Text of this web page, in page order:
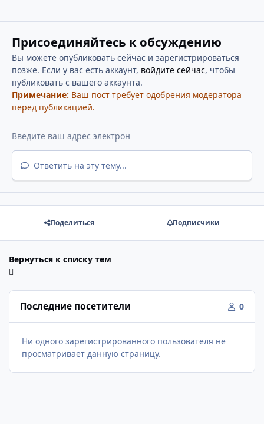
Присоединяйтесь к обсуждению
Вы можете опубликовать сейчас и зарегистрироваться
позже. Если у вас есть аккаунт, войдите сейчас, чтобы
публиковать с вашего аккаунта.
Примечание: Ваш пост требует одобрения модератора
перед публикацией.
Ответить на эту тему...
Поделиться Подписчики
Вернуться к списку тем
Последние посетители 0
Ни одного зарегистрированного пользователя не
просматривает данную страницу.